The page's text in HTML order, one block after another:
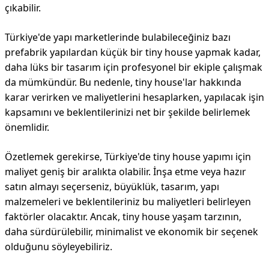
çıkabilir.
Türkiye'de yapı marketlerinde bulabileceğiniz bazı
prefabrik yapılardan küçük bir tiny house yapmak kadar,
daha lüks bir tasarım için profesyonel bir ekiple çalışmak
da mümkündür. Bu nedenle, tiny house'lar hakkında
karar verirken ve maliyetlerini hesaplarken, yapılacak işin
kapsamını ve beklentilerinizi net bir şekilde belirlemek
önemlidir.
Özetlemek gerekirse, Türkiye'de tiny house yapımı için
maliyet geniş bir aralıkta olabilir. İnşa etme veya hazır
satın almayı seçerseniz, büyüklük, tasarım, yapı
malzemeleri ve beklentileriniz bu maliyetleri belirleyen
faktörler olacaktır. Ancak, tiny house yaşam tarzının,
daha sürdürülebilir, minimalist ve ekonomik bir seçenek
olduğunu söyleyebiliriz.